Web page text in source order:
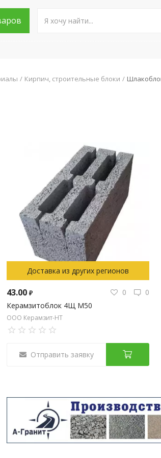
Кирпич, строительные блоки
Доставка из других регионов
43.00 ₽ 0
0
Керамзитоблок 4Щ М50
ООО Керамзит-НТ
Отправить заявку